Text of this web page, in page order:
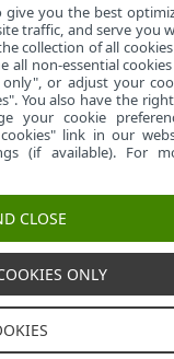
ESET Forum
give you the best
traffic, and serve you
collection of all
all non-essential
only", or adjust your
You also have the
your cookie
link in our
(if available). For
CLOSE
ONLY